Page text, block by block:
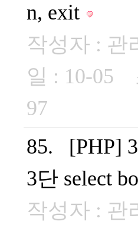
n, exit
작성자 : 관
일 : 10-05
97
85. [PHP]
3단 select
작성자 : 관